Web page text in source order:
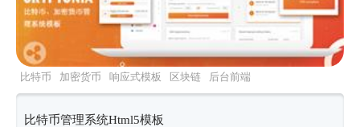
比特币 加密货币 响应式模板 区块链
后台前端
页面
比特币管理系统Html5模板